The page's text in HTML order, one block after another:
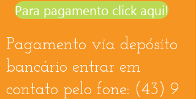
Pagamento via depósito
bancário entrar em
contato pelo fone: (43) 9
Para pagamento click aqui!